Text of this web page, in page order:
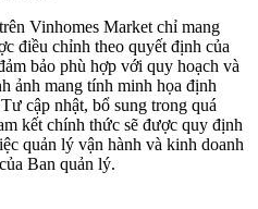
Vinhomes Market chỉ mang
điều chỉnh theo quyết định của
bảo phù hợp với quy hoạch và
ảnh mang tính minh họa định
cập nhật, bổ sung trong quá
kết chính thức sẽ được quy định
quản lý vận hành và kinh doanh
Ban quản lý.